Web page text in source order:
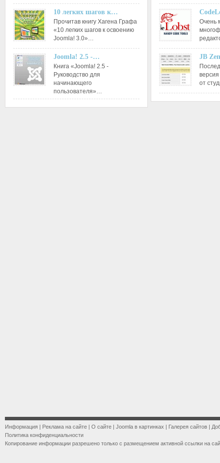
10 легких шагов к…
Прочитав книгу Хагена Графа
«10 легких шагов к освоению
Joomla! 3.0»…
Joomla! 2.5 -…
Книга «Joomla! 2.5 -
Руководство для
начинающего
пользователя»…
Очень
JB
от
Информация | Реклама на сайте | О сайте | Joomla в картинках | Галерея сайтов |
Политика конфиденциальности
Копирование информации разрешено только с размещением активной ссылки на